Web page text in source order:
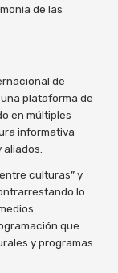
de las
de
plataforma de
en múltiples
informativa
culturas” y
lo
que
y programas